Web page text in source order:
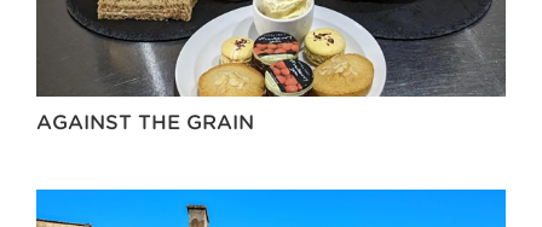
AGAINST THE GRAIN